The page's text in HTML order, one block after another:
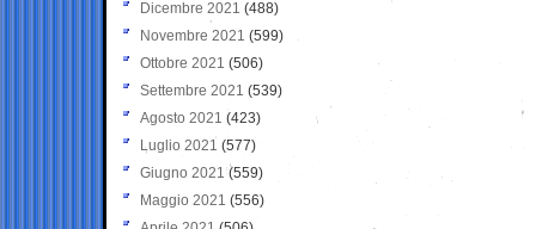
Dicembre 2021 (488)
Novembre 2021 (599)
Ottobre 2021 (506)
Settembre 2021 (539)
Agosto 2021 (423)
Luglio 2021 (577)
Giugno 2021(559)
Maggio 2021 (556)